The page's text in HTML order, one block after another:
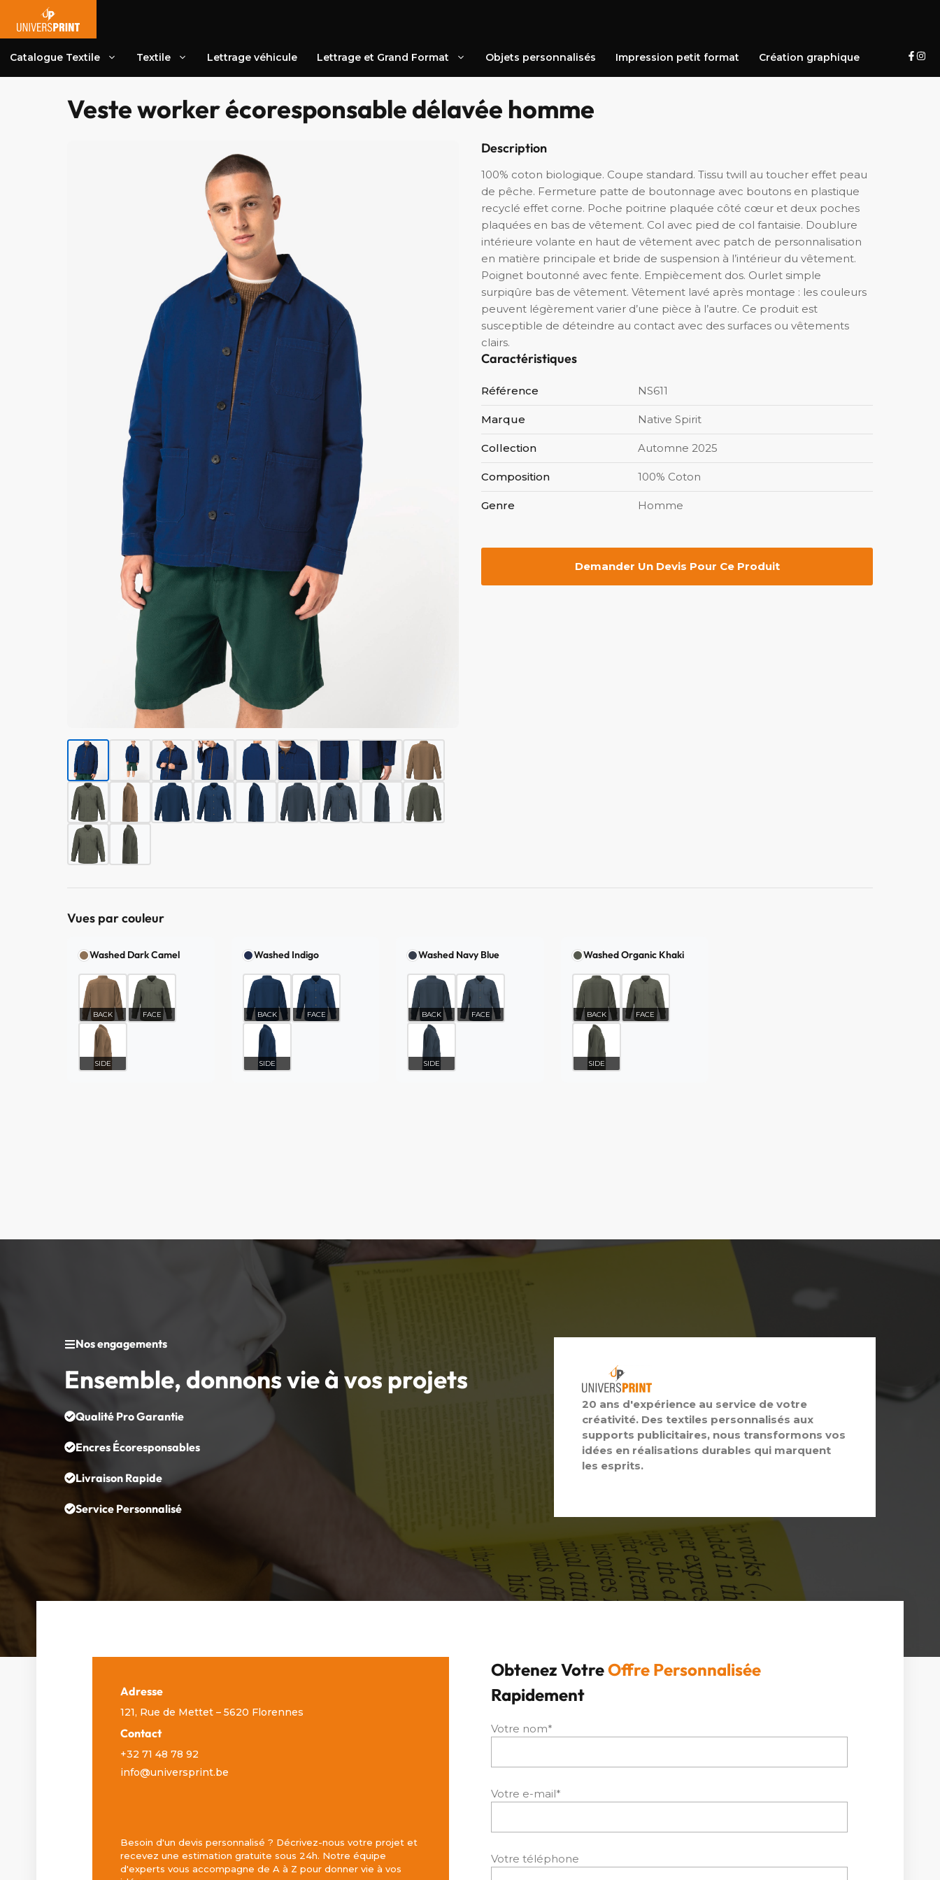
contenu
Catalogue Textile Textile Lettrage véhicule Lettrage et Grand Format Objets personnalisés Impression petit format Création graphique
Veste worker écoresponsable délavée homme
Description
100% coton biologique. Coupe standard. Tissu twill au toucher effet peau
de pêche. Fermeture patte de boutonnage avec boutons en plastique
recyclé effet corne. Poche poitrine plaquée côté cœur et deux poches
plaquées en bas de vêtement. Col avec pied de col fantaisie. Doublure
intérieure volante en haut de vêtement avec patch de personnalisation
en matière principale et bride de suspension à l’intérieur du vêtement.
Poignet boutonné avec fente. Empiècement dos. Ourlet simple
surpiqûre bas de vêtement. Vêtement lavé après montage : les couleurs
peuvent légèrement varier d’une pièce à l’autre. Ce produit est
susceptible de déteindre au contact avec des surfaces ou vêtements
clairs.
Caractéristiques
Référence NS611
Marque Native Spirit
Collection Automne 2025
Composition 100% Coton
Genre Homme
Demander Un Devis Pour Ce Produit
Vues par couleur
Washed Dark Camel
BACK FACE
SIDE
Washed Indigo
BACK FACE
SIDE
Washed Navy Blue
BACK FACE
SIDE
Washed Organic Khaki
BACK FACE
SIDE
Nos engagements
Ensemble, donnons vie à vosprojets
Qualité Pro Garantie
Encres Écoresponsables
Livraison Rapide
Service Personnalisé
20 ans d'expérience au service de votre
créativité. Des textiles personnalisés aux
supports publicitaires, nous transformons vos
idées en réalisations durables qui marquent
les esprits.
Adresse
121, Rue de Mettet – 5620 Florennes
Contact
+32 71 48 78 92
info@universprint.be
Besoin d'un devis personnalisé ? Décrivez-nous votre projet et
recevez une estimation gratuite sous 24h. Notre équipe
d'experts vous accompagne de A à Z pour donner vie à vos
Obtenez VotreOffre Personnalisée
Rapidement
Votre nom*
Votre e-mail*
Votre téléphone